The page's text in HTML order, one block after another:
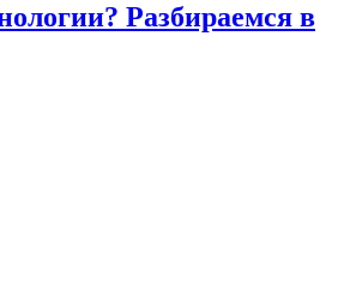
Разбираемся в